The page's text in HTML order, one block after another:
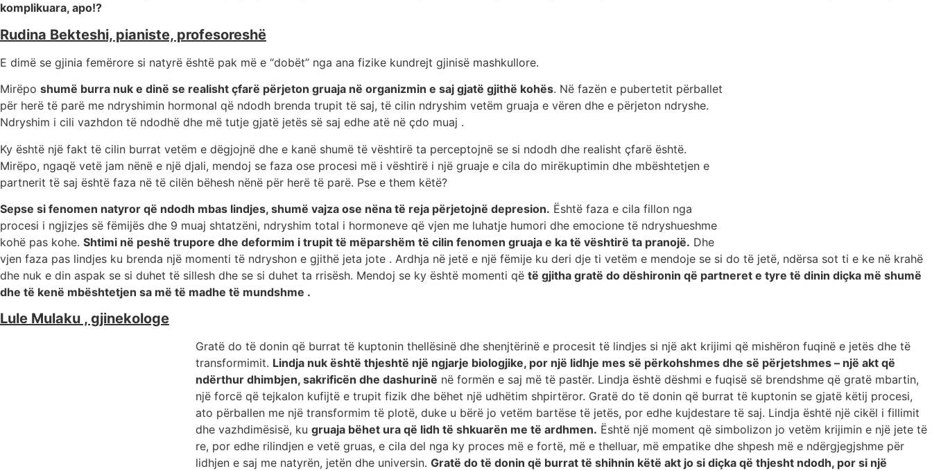
komplikuara, apo!?
Rudina Bekteshi, pianiste, profesoreshë
E dimë se gjinia femërore si natyrë është pak më e “dobët” nga ana fizike kundrejt gjinisë mashkullore.
Mirëpo shumë burra nuk e dinë se realisht çfarë përjeton gruaja në organizmin e saj gjatë gjithë kohës. Në fazën e pubertetit përballet
për herë të parë me ndryshimin hormonal që ndodh brenda trupit të saj, të cilin ndryshim vetëm gruaja e vëren dhe e përjeton ndryshe.
Ndryshim i cili vazhdon të ndodhë dhe më tutje gjatë jetës së saj edhe atë në çdo muaj .
Ky është një fakt të cilin burrat vetëm e dëgjojnë dhe e kanë shumë të vështirë ta perceptojnë se si ndodh dhe realisht çfarë është.
Mirëpo, ngaqë vetë jam nënë e një djali, mendoj se faza ose procesi më i vështirë i një gruaje e cila do mirëkuptimin dhe mbështetjen e
partnerit të saj është faza në të cilën bëhesh nënë për herë të parë. Pse e them këtë?
Sepse si fenomen natyror që ndodh mbas lindjes, shumë vajza ose nëna të reja përjetojnë depresion. Është faza e cila fillon nga
procesi i ngjizjes së fëmijës dhe 9 muaj shtatzëni, ndryshim total i hormoneve që vjen me luhatje humori dhe emocione të ndryshueshme
kohë pas kohe. Shtimi në peshë trupore dhe deformim i trupit të mëparshëm të cilin fenomen gruaja e ka të vështirë ta pranojë. Dhe
vjen faza pas lindjes ku brenda një momenti të ndryshon e gjithë jeta jote . Ardhja në jetë e një fëmije ku deri dje ti vetëm e mendoje se si do të jetë, ndërsa sot ti e ke në krahë
dhe nuk e din aspak se si duhet të sillesh dhe se si duhet ta rrisësh. Mendoj se ky është momenti që të gjitha gratë do dëshironin që partneret e tyre të dinin diçka më shumë
dhe të kenë mbështetjen sa më të madhe të mundshme .
Lule Mulaku , gjinekologe
Gratë do të donin që burrat të kuptonin thellësinë dhe shenjtërinë e procesit të lindjes si një akt krijimi që mishëron fuqinë e jetës dhe të
transformimit. Lindja nuk është thjeshtë një ngjarje biologjike, por një lidhje mes së përkohshmes dhe së përjetshmes – një akt që
ndërthur dhimbjen, sakrificën dhe dashurinë në formën e saj më të pastër. Lindja është dëshmi e fuqisë së brendshme që gratë mbartin,
një forcë që tejkalon kufijtë e trupit fizik dhe bëhet një udhëtim shpirtëror. Gratë do të donin që burrat të kuptonin se gjatë këtij procesi,
ato përballen me një transformim të plotë, duke u bërë jo vetëm bartëse të jetës, por edhe kujdestare të saj. Lindja është një cikël i fillimit
dhe vazhdimësisë, ku gruaja bëhet ura që lidh të shkuarën me të ardhmen. Është një moment që simbolizon jo vetëm krijimin e një jete të
re, por edhe rilindjen e vetë gruas, e cila del nga ky proces më e fortë, më e thelluar, më empatike dhe shpesh më e ndërgjegjshme për
lidhjen e saj me natyrën, jetën dhe universin. Gratë do të donin që burrat të shihnin këtë akt jo si diçka që thjesht ndodh, por si një